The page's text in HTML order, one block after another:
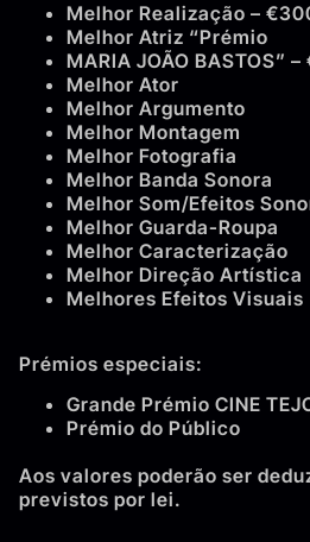
Melhor Realização –
Melhor Atriz “Prémio
MARIA JOÃO BASTOS”
Melhor Ator
Melhor Argumento
Melhor Montagem
Melhor Fotografia
Melhor Banda Sonora
Melhor Som/Efeitos
Melhor Guarda-Roupa
Melhor Caracterização
Melhor Direção Artística
Melhores Efeitos Visuais
Prémios especiais:
Grande Prémio CINE
Prémio do Público
Aos valores poderão ser
previstos por lei.